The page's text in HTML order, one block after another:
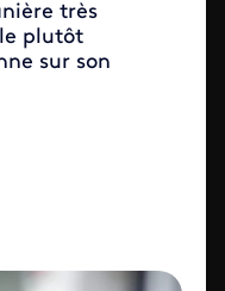
très
plutôt
sur son